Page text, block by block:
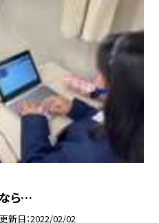
なら…
更新日 2022/02/02